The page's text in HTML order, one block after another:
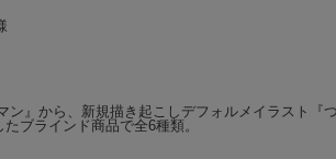
ン』から、新規描き起こしデフォルメイラスト
ブラインド商品で全6種類。